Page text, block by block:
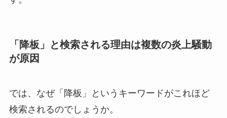
「降板」と検索される理由は複数の炎上騒動
が原因
では、なぜ「降板」というキーワードがこれほど
検索されるのでしょうか。